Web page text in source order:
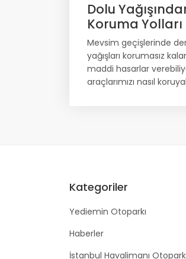
Dolu
Koruma Yolları
Mevsim geçişlerinde
yağışları korumasız
maddi hasarlar
araçlarımızı nasıl
Kategoriler
Yediemin Otoparkı
Haberler
İstanbul Havalimanı